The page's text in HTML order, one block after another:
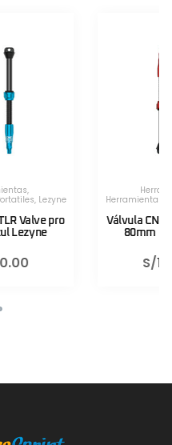
Herramientas Portatiles,Lezyne
Válvula CNC TLR Valve pro
80mm Rojo Lezyne